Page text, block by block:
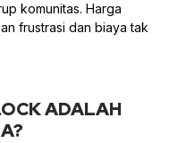
komunitas. Harga
frustrasi dan biaya tak
ADALAH